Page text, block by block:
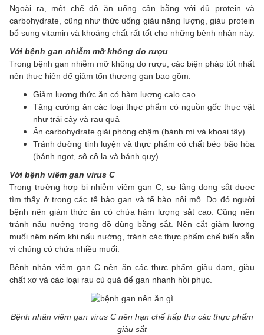
Ngoài ra, một chế độ ăn uống cân bằng với đủ protein và
carbohydrate, cũng như thức uống giàu năng lượng, giàu protein
bổ sung vitamin và khoáng chất rất tốt cho những bệnh nhân này.
Với bệnh gan nhiễm mỡ không do rượu
Trong bệnh gan nhiễm mỡ không do rượu, các biện pháp tốt nhất
nên thực hiện để giảm tổn thương gan bao gồm:
Giảm lượng thức ăn có hàm lượng calo cao
Tăng cường ăn các loại thực phẩm có nguồn gốc thực vật
như trái cây và rau quả
Ăn carbohydrate giải phóng chậm (bánh mì và khoai tây)
Tránh đường tinh luyện và thực phẩm có chất béo bão hòa
(bánh ngọt, sô cô la và bánh quy)
Với bệnh viêm gan virus C
Trong trường hợp bị nhiễm viêm gan C, sự lắng đọng sắt được
tìm thấy ở trong các tế bào gan và tế bào nội mô. Do đó người
bệnh nên giảm thức ăn có chứa hàm lượng sắt cao. Cũng nên
tránh nấu nướng trong đồ dùng bằng sắt. Nên cắt giảm lượng
muối nêm nếm khi nấu nướng, tránh các thực phẩm chế biến sẵn
vì chúng có chứa nhiều muối.
Bệnh nhân viêm gan C nên ăn các thực phẩm giàu đạm, giàu
chất xơ và các loại rau củ quả để gan nhanh hồi phục.
Bệnh nhân viêm gan virus C nên hạn chế hấp thu các thực phẩm
giàu sắt